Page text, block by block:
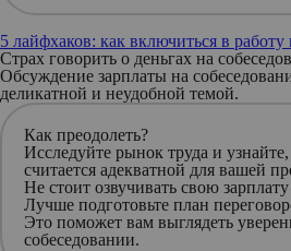
5 лайфхаков: как включиться в
Страх говорить о деньгах на
Обсуждение зарплаты на
деликатной и неудобной темой.
Как преодолеть?
Исследуйте рынок труда и узнайте,
считается адекватной для вашей
Не стоит озвучивать свою зарплату
Лучше подготовьте план
Это поможет вам выглядеть
собеседовании.